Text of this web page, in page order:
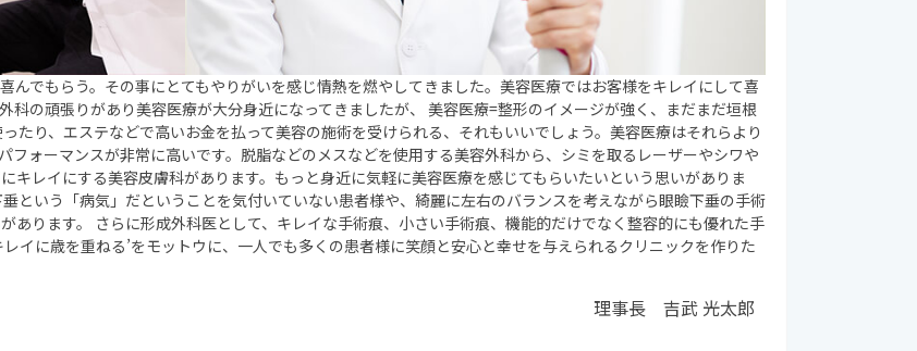
んでもらう。その事にとてもやりがいを感じ情熱を燃やしてきました。美容医療ではお客様をキレイにして喜
科の頑張りがあり美容医療が大分身近になってきましたが、 美容医療=整形のイメージが強く、まだまだ垣根
たり、エステなどで高いお金を払って美容の施術を受けられる、それもいいでしょう。美容医療はそれらより
フォーマンスが非常に高いです。脱脂などのメスなどを使用する美容外科から、シミを取るレーザーやシワや
キレイにする美容皮膚科があります。もっと身近に気軽に美容医療を感じてもらいたいという思いがありま
という「病気」だということを気付いていない患者様や、綺麗に左右のバランスを考えながら眼瞼下垂の手術
あります。 さらに形成外科医として、キレイな手術痕、小さい手術痕、機能的だけでなく整容的にも優れた手
イに歳を重ねる’をモットウに、一人でも多くの患者様に笑顔と安心と幸せを与えられるクリニックを作りた
理事長 吉武 光太郎